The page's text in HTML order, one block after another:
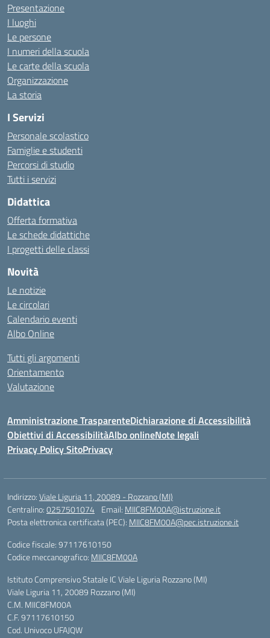
Presentazione
I luoghi
Le persone
I numeri della scuola
Le carte della scuola
Organizzazione
La storia
I Servizi
Personale scolastico
Famiglie e studenti
Percorsi di studio
Tutti i servizi
Didattica
Offerta formativa
Le schede didattiche
I progetti delle classi
Novità
Le notizie
Le circolari
Calendario eventi
Albo Online
Tutti gli argomenti
Orientamento
Valutazione
Amministrazione TrasparenteDichiarazione di Accessibilità
Obiettivi di AccessibilitàAlbo onlineNote legali
Privacy Policy SitoPrivacy
Indirizzo:Viale Liguria 11, 20089 - Rozzano (MI)
Centralino:0257501074 Email: MIIC8FM00A@istruzione.it
Posta elettronica certificata (PEC): MIIC8FM00A@pec.istruzione.it
Codice fiscale: 97117610150
Codice meccanografico: MIIC8FM00A
Istituto Comprensivo Statale IC Viale Liguria Rozzano (MI)
Viale Liguria 11, 20089 Rozzano (MI)
C.M. MIIC8FM00A
C.F. 97117610150
Cod. Univoco UFAJQW